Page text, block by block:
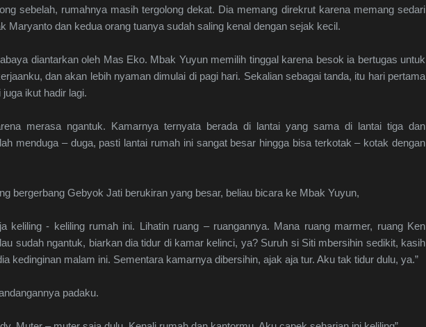
sebelah, rumahnya masih tergolong dekat. Dia memang direkrut karena memang sedari
Maryanto dan kedua orang tuanya sudah saling kenal dengan sejak kecil.
diantarkan oleh Mas Eko. Mbak Yuyun memilih tinggal karena besok ia bertugas untuk
dan akan lebih nyaman dimulai di pagi hari. Sekalian sebagai tanda, itu hari pertama
ikut hadir lagi.
merasa ngantuk. Kamarnya ternyata berada di lantai yang sama di lantai tiga dan
menduga – duga, pasti lantai rumah ini sangat besar hingga bisa terkotak – kotak dengan
bergerbang Gebyok Jati berukiran yang besar, beliau bicara ke Mbak Yuyun,
keliling - keliling rumah ini. Lihatin ruang – ruangannya. Mana ruang marmer, ruang Ken
sudah ngantuk, biarkan dia tidur di kamar kelinci, ya? Suruh si Siti mbersihin sedikit, kasih
kedinginan malam ini. Sementara kamarnya dibersihin, ajak aja tur. Aku tak tidur dulu, ya.”
padaku.